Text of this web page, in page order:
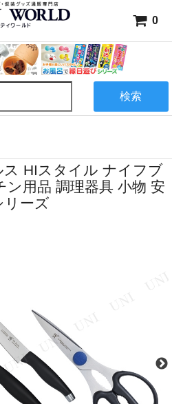
0
検索
ス HIスタイル ナイフブ
用品 調理器具 小物 安
リーズ